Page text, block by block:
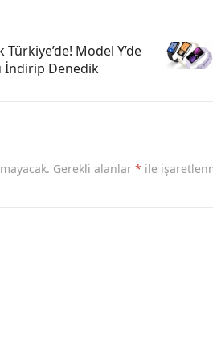
Model Y’de
İndirip Denedik
Gerekli alanlar * ile